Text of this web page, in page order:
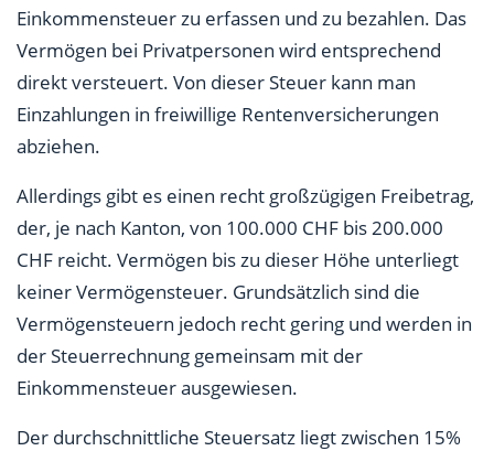
Einkommensteuer zu erfassen und zu bezahlen. Das
Vermögen bei Privatpersonen wird entsprechend
direkt versteuert. Von dieser Steuer kann man
Einzahlungen in freiwillige Rentenversicherungen
abziehen.
Allerdings gibt es einen recht großzügigen Freibetrag,
der, je nach Kanton, von 100.000 CHF bis 200.000
CHF reicht. Vermögen bis zu dieser Höhe unterliegt
keiner Vermögensteuer. Grundsätzlich sind die
Vermögensteuern jedoch recht gering und werden in
der Steuerrechnung gemeinsam mit der
Einkommensteuer ausgewiesen.
Der durchschnittliche Steuersatz liegt zwischen 15%